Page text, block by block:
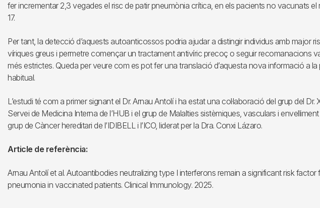
fer incrementar 2,3 vegades el risc de patir pneumònia crítica, en els pacients no vacunats el
17.
Per tant, la detecció d’aquests autoanticossos podria ajudar a distingir individus amb major
víriques greus i permetre començar un tractament antivíric precoç o seguir recomanacions
més estrictes. Queda per veure com es pot fer una translació d’aquesta nova informació a
habitual.
L’estudi té com a primer signant el Dr. Arnau Antolí i ha estat una col·laboració del grup del Dr.
Servei de Medicina Interna de l’HUB i el grup de Malalties sistèmiques, vasculars i envelliment
grup de Càncer hereditari de l’IDIBELL i l’ICO, liderat per la Dra. Conxi Lázaro.
Article de referència:
Arnau Antolí et al. Autoantibodies neutralizing type I interferons remain a significant risk factor
pneumonia in vaccinated patients. Clinical Immunology. 2025.